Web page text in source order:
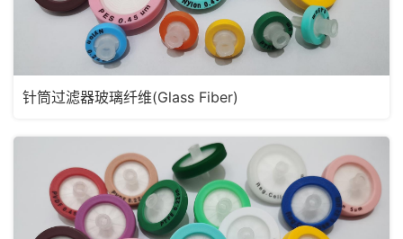
针筒过滤器玻璃纤维(Glass Fiber)